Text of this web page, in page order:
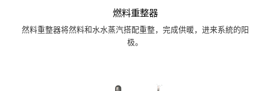
燃料重整器
然料重整器将然料和水水蒸汽搭配重整，完成供暖，进来系統的阳
极。